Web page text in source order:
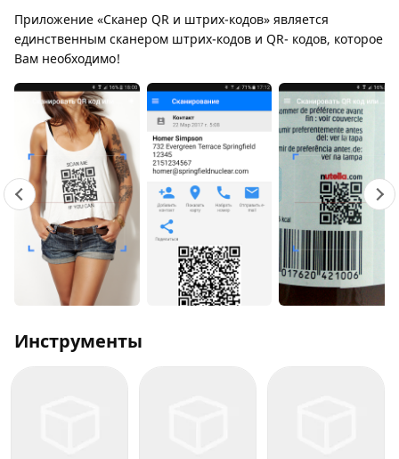
Приложение «Сканер QR и штрих-кодов» является
единственным сканером штрих-кодов и QR- кодов, которое
Вам необходимо!
Инструменты